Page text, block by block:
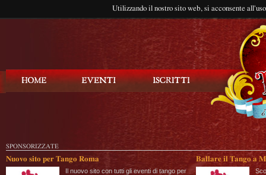
Utilizzando il nostro sito web, si acconsente
SPONSORIZZATE
Nuovo sito per Tango Roma
Il nuovo sito con tutti gli eventi di tango per
Ballare il Tango a